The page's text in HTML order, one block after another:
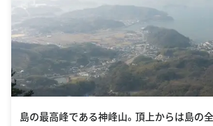
島の最高峰である神峰山。頂上からは島の